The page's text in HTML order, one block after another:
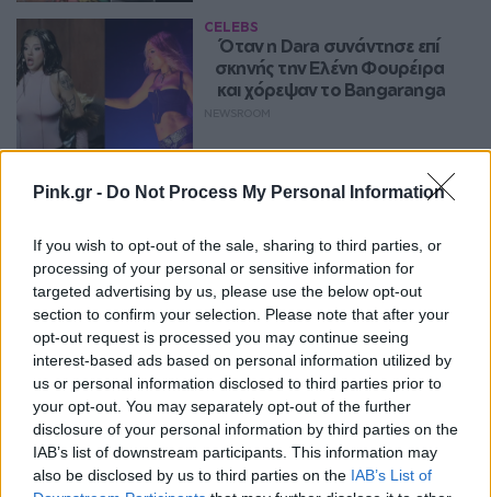
Pink.gr - Do Not Process My Personal Information
If you wish to opt-out of the sale, sharing to third parties, or
processing of your personal or sensitive information for
targeted advertising by us, please use the below opt-out
section to confirm your selection. Please note that after your
opt-out request is processed you may continue seeing
interest-based ads based on personal information utilized by
us or personal information disclosed to third parties prior to
your opt-out. You may separately opt-out of the further
disclosure of your personal information by third parties on the
IAB’s list of downstream participants. This information may
also be disclosed by us to third parties on the IAB’s List of
CELEBS
Όταν η Dara συνάντησε επί
σκηνής την Ελένη Φουρέιρα
και χόρεψαν το Bangaranga
Το βίντεο που συγκίνησε τους
Eurofans: Η Δανία «υιοθέτησε»
τον Βρετανό εκπρόσωπο γιατί
καθόταν μόνος
ENTERTAINMENT
Τηλεθέαση Eurovision 2026: Τα
ποσοστά που έπιασαν Akylas
και Ferto